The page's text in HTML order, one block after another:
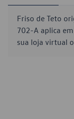
Friso de Teto
702-A aplica
sua loja virtual